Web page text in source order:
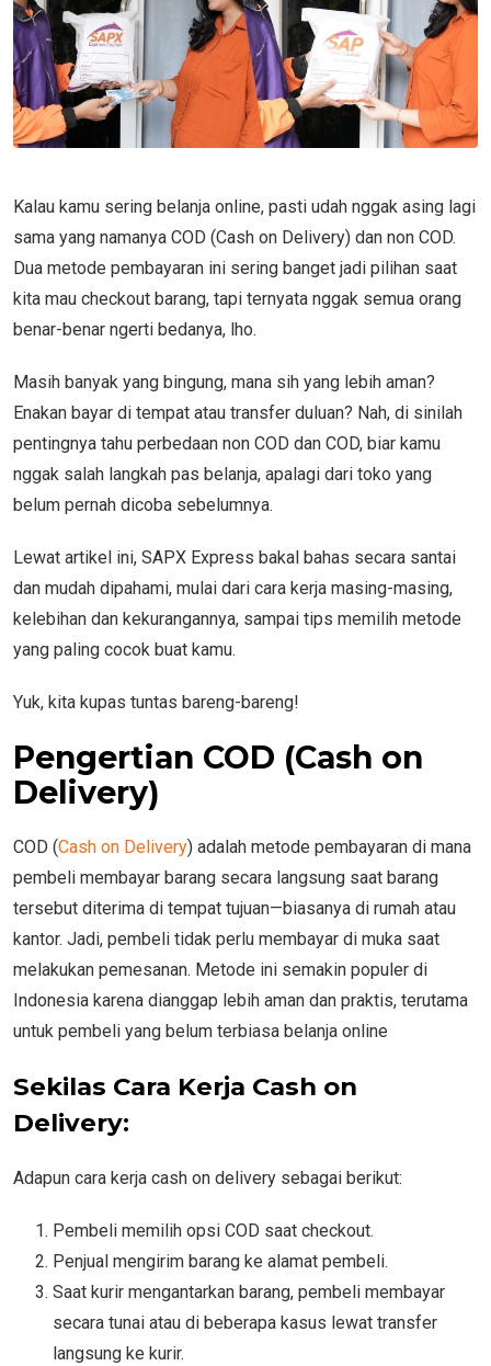
Kalau kamu sering belanja online, pasti udah nggak asing lagi
sama yang namanya COD (Cash on Delivery) dan non COD.
Dua metode pembayaran ini sering banget jadi pilihan saat
kita mau checkout barang, tapi ternyata nggak semua orang
benar-benar ngerti bedanya, lho.
Masih banyak yang bingung, mana sih yang lebih aman?
Enakan bayar di tempat atau transfer duluan? Nah, di sinilah
pentingnya tahu perbedaan non COD dan COD, biar kamu
nggak salah langkah pas belanja, apalagi dari toko yang
belum pernah dicoba sebelumnya.
Lewat artikel ini, SAPX Express bakal bahas secara santai
dan mudah dipahami, mulai dari cara kerja masing-masing,
kelebihan dan kekurangannya, sampai tips memilih metode
yang paling cocok buat kamu.
Yuk, kita kupas tuntas bareng-bareng!
Pengertian COD (Cash on
Delivery)
COD (Cash on Delivery) adalah metode pembayaran di mana
pembeli membayar barang secara langsung saat barang
tersebut diterima di tempat tujuan—biasanya di rumah atau
kantor. Jadi, pembeli tidak perlu membayar di muka saat
melakukan pemesanan. Metode ini semakin populer di
Indonesia karena dianggap lebih aman dan praktis, terutama
untuk pembeli yang belum terbiasa belanja online
Sekilas Cara Kerja Cash on
Delivery:
Adapun cara kerja cash on delivery sebagai berikut:
Pembeli memilih opsi COD saat checkout.
Penjual mengirim barang ke alamat pembeli.
Saat kurir mengantarkan barang, pembeli membayar
secara tunai atau di beberapa kasus lewat transfer
langsung ke kurir.